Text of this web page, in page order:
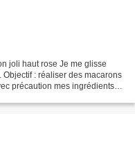
joli haut rose Je me glisse
: réaliser des macarons
précaution mes ingrédients et